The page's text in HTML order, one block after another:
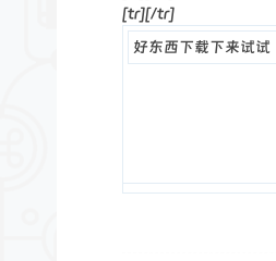
[tr][/tr]
好东西下载下来试试